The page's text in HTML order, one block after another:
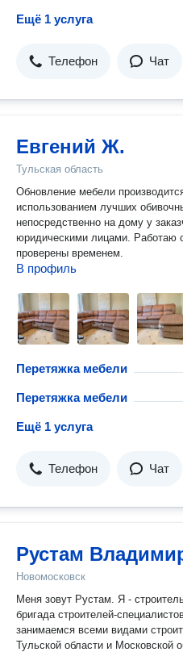
Ещё 1 услуга
Телефон Чат
Евгений Ж.
Тульская область
Обновление мебели
использованием лучших
непосредственно на дому у
юридическими лицами. Работаю
проверены временем.
В профиль
Перетяжка мебели
Перетяжка мебели
Ещё 1 услуга
Телефон Чат
Рустам
Новомосковск
Меня зовут Рустам. Я -
бригада строителей-
занимаемся всеми видами
Тульской области и Московской